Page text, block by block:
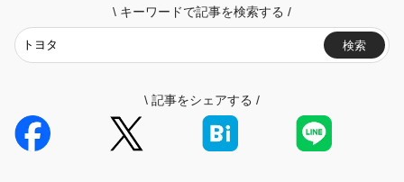
\ キーワードで記事を検索する /
検索
\ 記事をシェアする /